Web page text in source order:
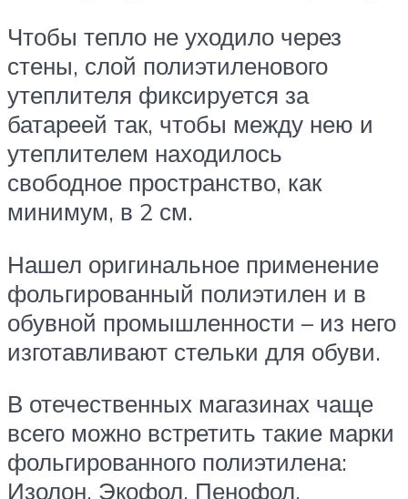
Чтобы тепло не уходило через
стены, слой полиэтиленового
утеплителя фиксируется за
батареей так, чтобы между нею и
утеплителем находилось
свободное пространство, как
минимум, в 2 см.
Нашел оригинальное применение
фольгированный полиэтилен и в
обувной промышленности – из него
изготавливают стельки для обуви.
В отечественных магазинах чаще
всего можно встретить такие марки
фольгированного полиэтилена:
Изолон, Экофол, Пенофол.